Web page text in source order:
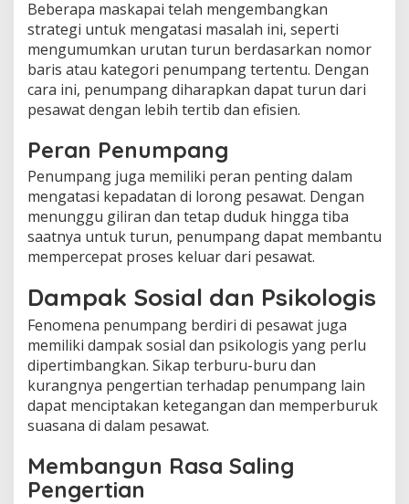
Beberapa maskapai telah mengembangkan
strategi untuk mengatasi masalah ini, seperti
mengumumkan urutan turun berdasarkan nomor
baris atau kategori penumpang tertentu. Dengan
cara ini, penumpang diharapkan dapat turun dari
pesawat dengan lebih tertib dan efisien.
Peran Penumpang
Penumpang juga memiliki peran penting dalam
mengatasi kepadatan di lorong pesawat. Dengan
menunggu giliran dan tetap duduk hingga tiba
saatnya untuk turun, penumpang dapat membantu
mempercepat proses keluar dari pesawat.
Dampak Sosial dan Psikologis
Fenomena penumpang berdiri di pesawat juga
memiliki dampak sosial dan psikologis yang perlu
dipertimbangkan. Sikap terburu-buru dan
kurangnya pengertian terhadap penumpang lain
dapat menciptakan ketegangan dan memperburuk
suasana di dalam pesawat.
Membangun Rasa Saling
Pengertian